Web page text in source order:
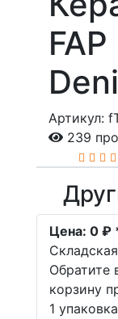
Артикул:
239
Цена: 0 ₽
Обратите
корзину
1